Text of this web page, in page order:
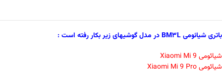
باتری شیائومی BM3L در مدل گوشیهای زیر بکار رفته است :
شیائومی Xiaomi Mi 9
شیائومی Xiaomi Mi 9 Pro